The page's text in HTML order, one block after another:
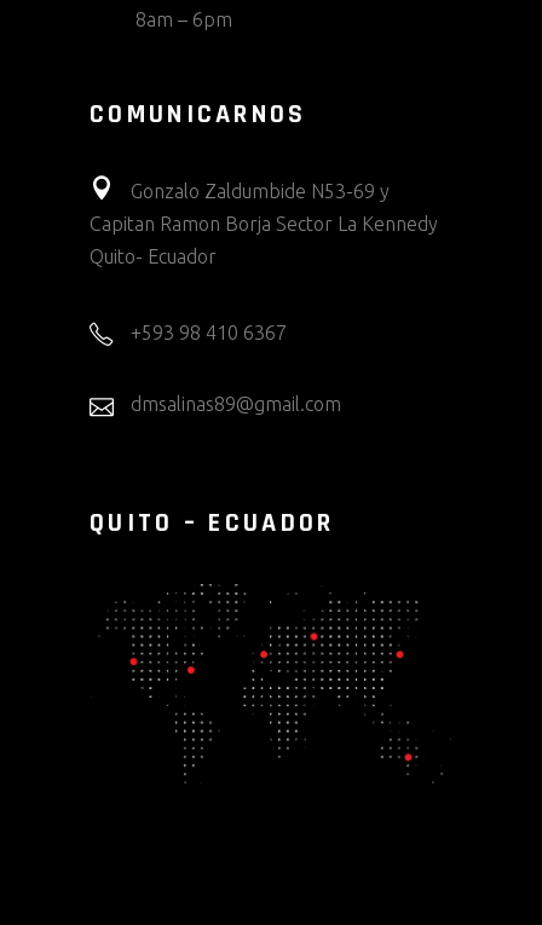
8am – 6pm
COMUNICARNOS
Gonzalo Zaldumbide N53-69 y
Capitan Ramon Borja Sector La Kennedy
Quito- Ecuador
+593 98 410 6367
dmsalinas89@gmail.com
QUITO – ECUADOR